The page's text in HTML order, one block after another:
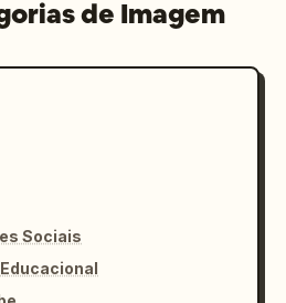
de Imagem
Sociais